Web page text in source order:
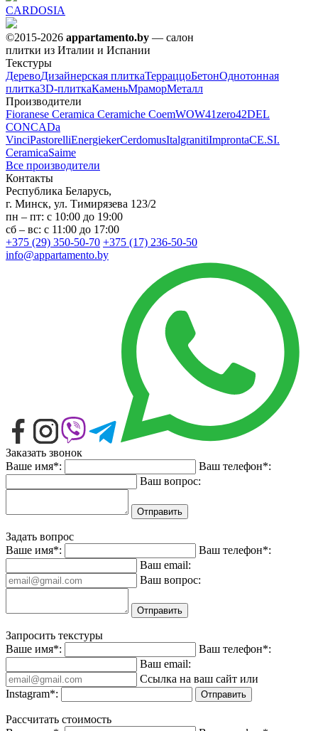
CARDOSIA
©2015-2026 appartamento.by — салон
плитки из Италии и Испании
Текстуры
ДеревоДизайнерская плиткаТерраццоБетонОднотонная
плитка3D-плиткаКаменьМраморМеталл
Производители
Fioranese Ceramica Ceramiche CoemWOW41zero42DEL
CONCADa
VinciPastorelliEnergiekerCerdomusItalgranitiImprontaCE.SI.
CeramicaSaime
Все производители
Контакты
Республика Беларусь,
г. Минск, ул. Тимирязева 123/2
пн – пт: с 10:00 до 19:00
сб – вс: с 11:00 до 17:00
+375 (29) 350-50-70 +375 (17) 236-50-50
info@appartamento.by
Заказать звонок
Ваше имя*:
Ваш телефон*:
Ваш вопрос:
Отправить
Задать вопрос
Ваше имя*:
Ваш телефон*:
Ваш email:
Ваш вопрос:
Отправить
Запросить текстуры
Ваше имя*:
Ваш телефон*:
Ваш email:
Ссылка на ваш сайт или
Instagram*:
Отправить
Рассчитать стоимость